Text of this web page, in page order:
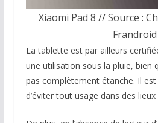
Xiaomi Pad 8 // Source :
Frandroid
La tablette est par ailleurs
une utilisation sous la pluie, bien
pas complètement étanche. Il
d’éviter tout usage dans des